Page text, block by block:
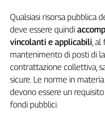
Newsletter
Social
Qualsiasi risorsa pubblica
deve essere quindi
vincolanti e applicabili, al
mantenimento di posti di
contrattazione collettiva,
sicure. Le norme in
devono essere un
fondi pubblici.